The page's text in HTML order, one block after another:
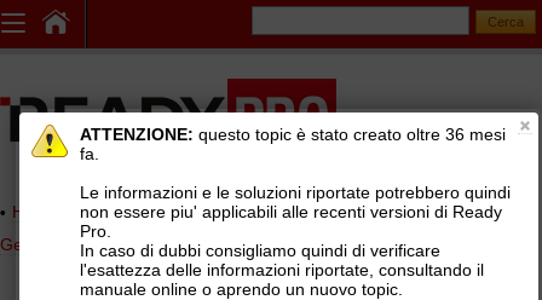
Home page> AREE DI SUPPORTO TECNICO GRATUITO>
Gestionale Ready Pro>Archiviazione documentale
ATTENZIONE: questo topic è stato creato oltre 36 mesi
fa.
Le informazioni e le soluzioni riportate potrebbero quindi
non essere piu' applicabili alle recenti versioni di Ready
Pro.
In caso di dubbi consigliamo quindi di verificare
l'esattezza delle informazioni riportate, consultando il
manuale online o aprendo un nuovo topic.